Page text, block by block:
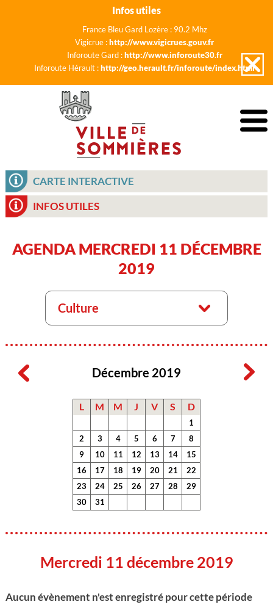
Infos utiles
France Bleu Gard Lozère : 90.2 Mhz
Vigicrue :http://www.vigicrues.gouv.fr
Inforoute Gard :http://www.inforoute30.fr
Inforoute Hérault :http://geo.herault.fr/inforoute/index.html
CARTE INTERACTIVE
INFOS UTILES
AGENDA MERCREDI 11 DÉCEMBRE
2019
Culture
Décembre 2019
L M M J V S D
1
2
3 4 5 6 7
8
9
10 11 12 13 14
15
16
17 18 19 20 21
22
23
24 25 26 27 28
29
30
31
Mercredi 11 décembre 2019
Aucun évènement n'est enregistré pour cette période